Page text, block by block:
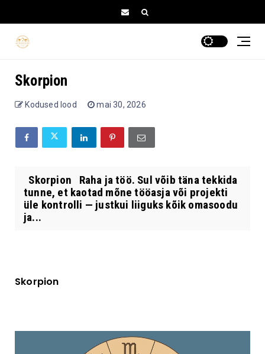
Skorpion
Kodused lood mai 30, 2026
Skorpion Raha ja töö. Sul võib täna tekkida
tunne, et kaotad mõne tööasja või projekti
üle kontrolli — justkui liiguks kõik omasoodu
ja...
Skorpion